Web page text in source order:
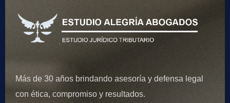
Más de 30 años brindando asesoría y defensa legal
con ética, compromiso y resultados.